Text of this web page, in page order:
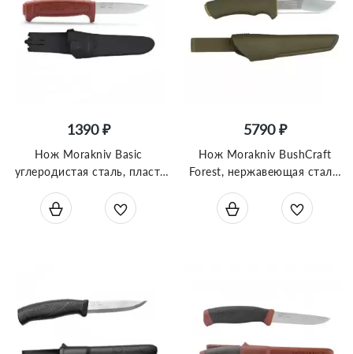
1390 ₽
Нож Morakniv Basic
углеродистая сталь, пласт.
5790 ₽
Нож Morakniv BushCraft
Forest, нержавеющая сталь,